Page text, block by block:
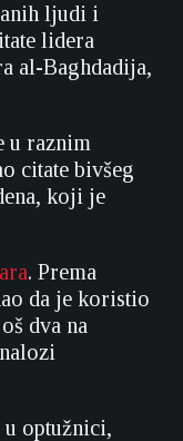
ljudi i
lidera
al-Baghdadija,
u raznim
citate bivšeg
koji je
. Prema
da je koristio
dva na
u optužnici,